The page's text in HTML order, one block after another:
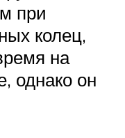
при
колец,
на
однако он